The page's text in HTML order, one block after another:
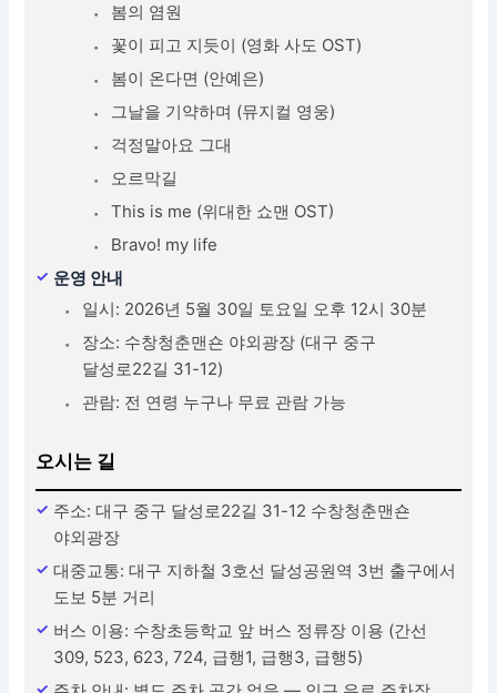
봄의 염원
꽃이 피고 지듯이 (영화 사도 OST)
봄이 온다면 (안예은)
그날을 기약하며 (뮤지컬 영웅)
걱정말아요 그대
오르막길
This is me (위대한 쇼맨 OST)
Bravo! my life
운영 안내
일시: 2026년 5월 30일 토요일 오후 12시 30분
장소: 수창청춘맨숀 야외광장 (대구 중구
달성로22길 31-12)
관람: 전 연령 누구나 무료 관람 가능
오시는 길
주소: 대구 중구 달성로22길 31-12 수창청춘맨숀
야외광장
대중교통: 대구 지하철 3호선 달성공원역 3번 출구에서
도보 5분 거리
버스 이용: 수창초등학교 앞 버스 정류장 이용 (간선
309, 523, 623, 724, 급행1, 급행3, 급행5)